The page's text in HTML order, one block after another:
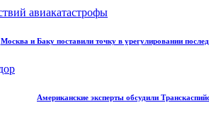
Москва и Баку поставили точку в урегулировании
Американские эксперты обсудили